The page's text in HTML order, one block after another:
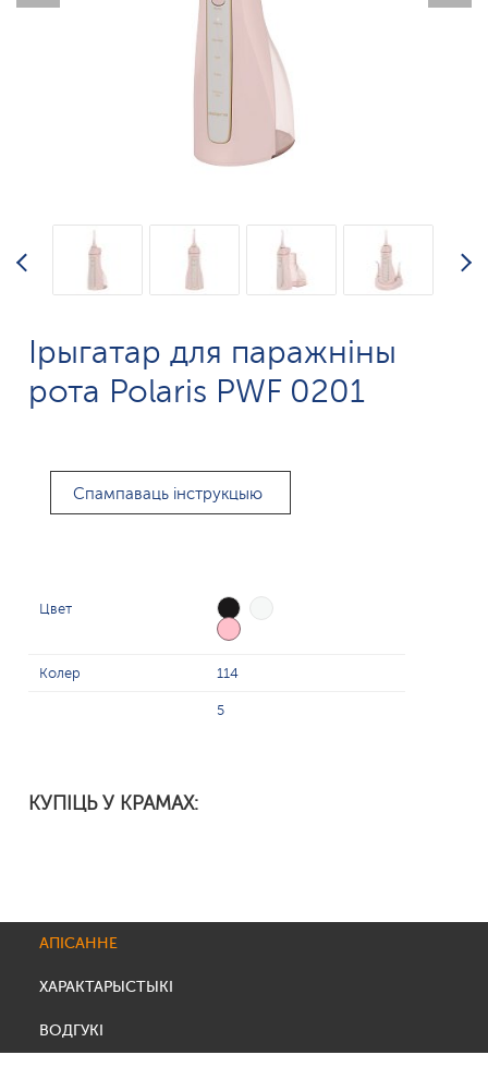
Ірыгатар для паражніны
рота Polaris PWF 0201
Спампаваць інструкцыю
Цвет
Колер 114
5
КУПІЦЬ У КРАМАХ:
АПІСАННЕ
ХАРАКТАРЫСТЫКІ
ВОДГУКІ